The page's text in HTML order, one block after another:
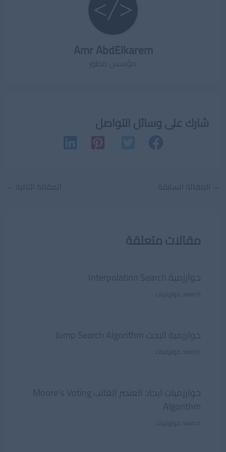
Amr AbdElkarem
شارك على وسائل التواصل
Post
→ المقالة السابقة المقالة التالية ←
مقالات متعلقة
خوارزمية Interpolation Search
search خوارزميات
خوارزمية البحث Jump Search Algorithm
search خوارزميات
خوارزميات ايجاد العنصر الغالب Moore’s Voting
Algorithm
search خوارزميات